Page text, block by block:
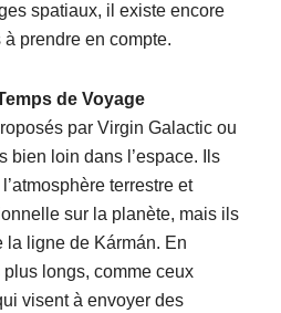
spatiaux, il existe encore
prendre en compte.
de Voyage
par Virgin Galactic ou
bien loin dans l’espace. Ils
terrestre et
sur la planète, mais ils
la ligne de Kármán. En
longs, comme ceux
visent à envoyer des